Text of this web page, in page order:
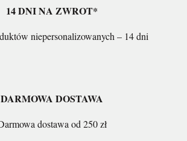
14 DNI NA ZWROT*
niepersonalizowanych – 14 dni
DARMOWA DOSTAWA
dostawa od 250 zł